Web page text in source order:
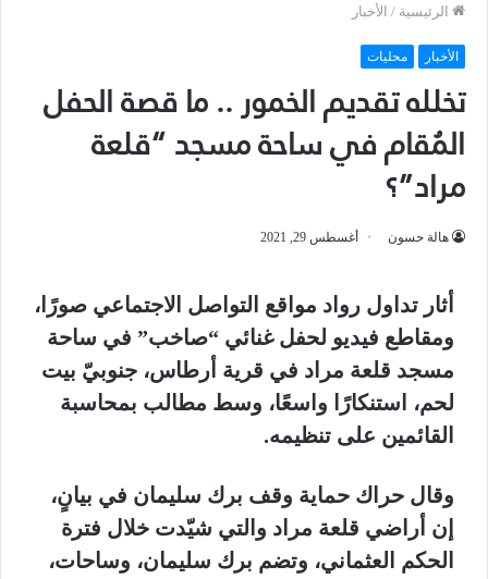
الرئيسية / الأخبار
الأخبار محليات
تخلله تقديم الخمور .. ما قصة الحفل
المُقام في ساحة مسجد “قلعة
مراد”؟
هالة حسون أغسطس 29, 2021
أثار تداول رواد مواقع التواصل الاجتماعي صورًا،
ومقاطع فيديو لحفل غنائي “صاخب” في ساحة
مسجد قلعة مراد في قرية أرطاس، جنوبيّ بيت
لحم، استنكارًا واسعًا، وسط مطالب بمحاسبة
القائمين على تنظيمه.
وقال حراك حماية وقف برك سليمان في بيانٍ،
إن أراضي قلعة مراد والتي شيّدت خلال فترة
الحكم العثماني، وتضم برك سليمان، وساحات،